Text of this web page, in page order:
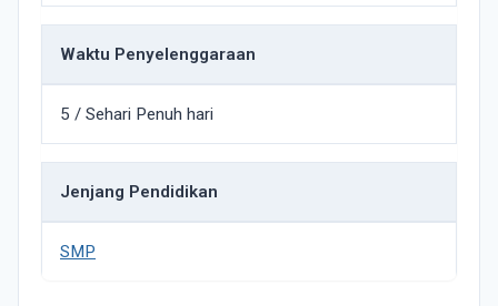
Waktu Penyelenggaraan
5 / Sehari Penuh hari
Jenjang Pendidikan
SMP